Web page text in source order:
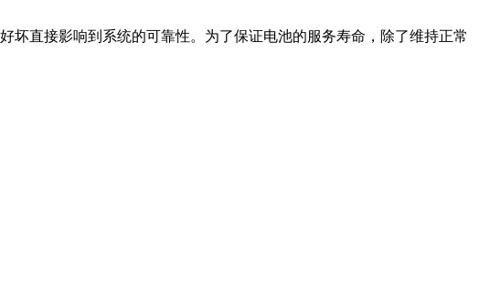
直接影响到系统的可靠性。为了保证电池的服务寿命，除了维持正常